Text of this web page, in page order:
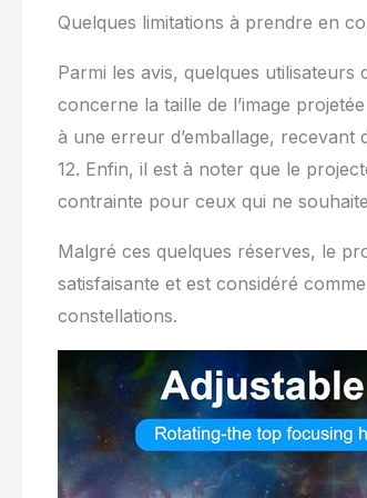
Quelques limitations à prendre en
Parmi les avis, quelques
concerne la taille de l’image
à une erreur d’emballage, recevant
12. Enfin, il est à noter que le
contrainte pour ceux qui ne
Malgré ces quelques réserves, le
satisfaisante et est considéré
constellations.